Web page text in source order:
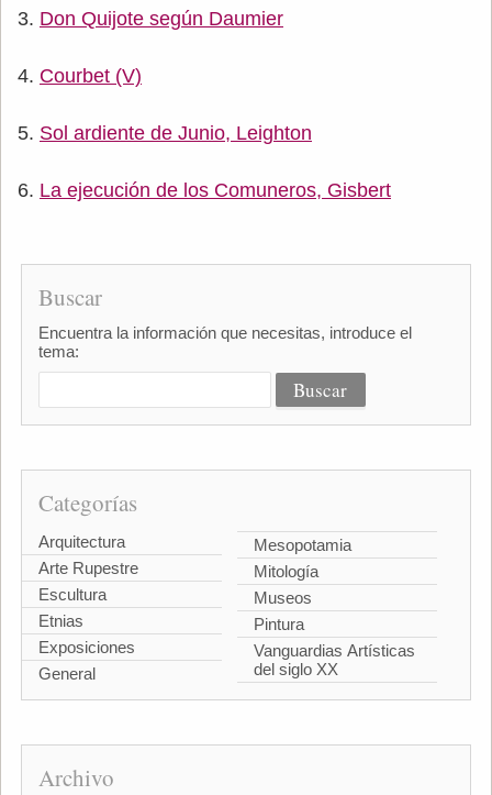
Don Quijote según Daumier
Courbet (V)
Sol ardiente de Junio, Leighton
La ejecución de los Comuneros, Gisbert
Buscar
Encuentra la información que necesitas, introduce el
tema:
Categorías
Arquitectura
Arte Rupestre
Escultura
Etnias
Exposiciones
General
Mesopotamia
Mitología
Museos
Pintura
Vanguardias Artísticas
del siglo XX
Archivo